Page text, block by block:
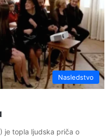
Nasledstvo
je topla ljudska priča o